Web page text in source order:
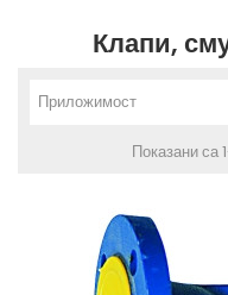
Клапи,
Приложимост
Показани са